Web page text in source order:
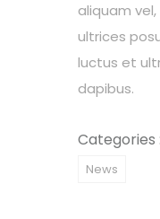
aliquam
ultrices
luctus et
dapibus.
Categories :
News